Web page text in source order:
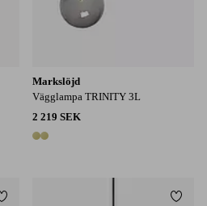
Markslöjd
Vägglampa TRINITY 3L
2 219 SEK
2 färger
Lägg till i favoriter